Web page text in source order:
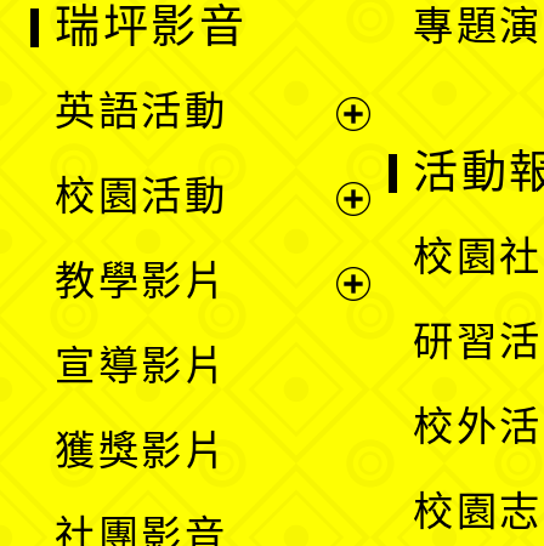
專題
瑞坪影音
英語活動
選
校園活動
教學影片
宣導影片
獲獎影片
社團影音
活動
校園
研習
校外
校園